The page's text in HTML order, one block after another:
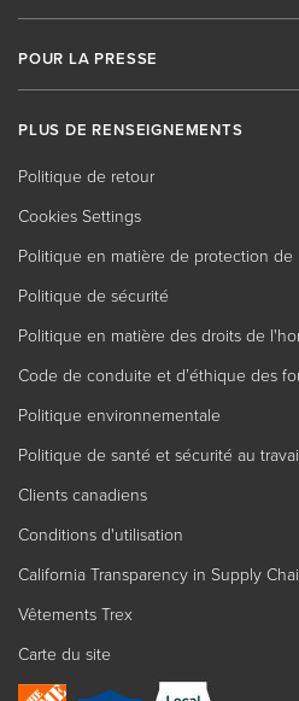
POUR LA PRESSE
PLUS DE RENSEIGNEMENTS
Politique de retour
Cookies Settings
Politique en matière de protection de
Politique de sécurité
Politique en matière des droits de
Code de conduite et d’éthique des
Politique environnementale
Politique de santé et sécurité au
Clients canadiens
Conditions d'utilisation
California Transparency in Supply
Vêtements Trex
Carte du site